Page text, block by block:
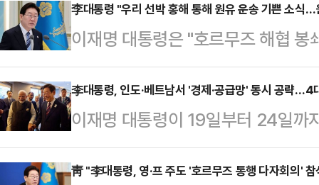
와대에서 열린 정부출연연구기관
직자들의 본연의 역할은 국민이 맡
다.이 대통령은 "우리가 가지고 있
게 모두 국민들로부터 온 것"이라
신해서, 우리가 그 권한과 업무 예
"국가 공무원들의 한 …
李대통령 "우리 선박 홍해 통해 원유 운송 기쁜 소식
이재명 대통령은 "호르무즈 해협
원유를 안정적으로 운송하고 있다
이 원팀으로 움직이며 이뤄낸 값진
(X·옛 트위터)에 해양수산부의 관
밝혔다.이 대통령은 "어려운 여건
히 선원분들께 감사의 말씀을 전한
李대통령, 인도·베트남서 '경제·공급망' 동시 공략…4
이재명 대통령이 19일부터 24일까
각 국빈 방문한다.인도는 세계 1위
으로 꼽히고, 베트남은 중국과 미
靑 "李대통령, 영·프 주도 '호르무즈 통행 다자회의'